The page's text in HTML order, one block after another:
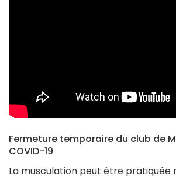
Fermeture temporaire du club de
COVID-19
La musculation peut être pratiquée